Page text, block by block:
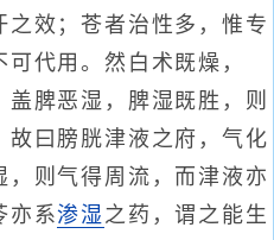
效；苍者治性多，惟专
代用。然白术既燥，
盖脾恶湿，脾湿既胜，则
曰膀胱津液之府，气化
则气得周流，而津液亦
亦系渗湿 之药，谓之能生